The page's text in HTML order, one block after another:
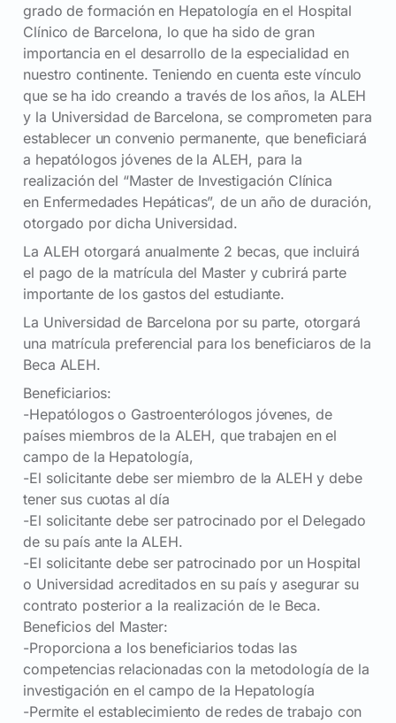
grado de formación en Hepatología en el Hospital
Clínico de Barcelona, lo que ha sido de gran
importancia en el desarrollo de la especialidad en
nuestro continente. Teniendo en cuenta este vínculo
que se ha ido creando a través de los años, la ALEH
y la Universidad de Barcelona, se comprometen para
establecer un convenio permanente, que beneficiará
a hepatólogos jóvenes de la ALEH, para la
realización del “Master de Investigación Clínica
en Enfermedades Hepáticas”, de un año de duración,
otorgado por dicha Universidad.
La ALEH otorgará anualmente 2 becas, que incluirá
el pago de la matrícula del Master y cubrirá parte
importante de los gastos del estudiante.
La Universidad de Barcelona por su parte, otorgará
una matrícula preferencial para los beneficiaros de la
Beca ALEH.
Beneficiarios:
-Hepatólogos o Gastroenterólogos jóvenes, de
países miembros de la ALEH, que trabajen en el
campo de la Hepatología,
-El solicitante debe ser miembro de la ALEH y debe
tener sus cuotas al día
-El solicitante debe ser patrocinado por el Delegado
de su país ante la ALEH.
-El solicitante debe ser patrocinado por un Hospital
o Universidad acreditados en su país y asegurar su
contrato posterior a la realización de le Beca.
Beneficios del Master:
-Proporciona a los beneficiarios todas las
competencias relacionadas con la metodología de la
investigación en el campo de la Hepatología
-Permite el establecimiento de redes de trabajo con